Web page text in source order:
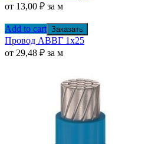
от 13,00 ₽ за м
Add to cart Заказать
Провод АВВГ 1х25
от 29,48 ₽ за м